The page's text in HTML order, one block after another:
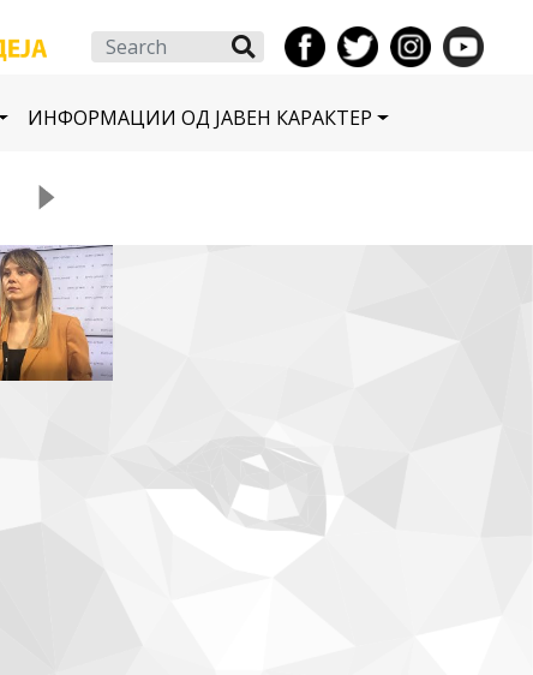
Search
ИНФОРМАЦИИ ОД ЈАВЕН КАРАКТЕР